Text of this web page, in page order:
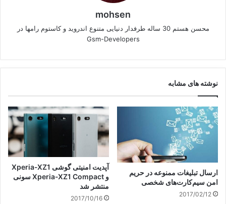
mohsen
محسن هستم 30 ساله طرفدار دنیایی متنوع اندروید و کاستوم رامها در
Gsm-Developers
نوشته های مشابه
ارسال تبلیغات ممنوعه در حریم
امن سیم‌کارت‌های شخصی
2017/02/12
آپدیت امنیتی گوشی Xperia-XZ1
و Xperia-XZ1 Compact سونی
منتشر شد
2017/10/16